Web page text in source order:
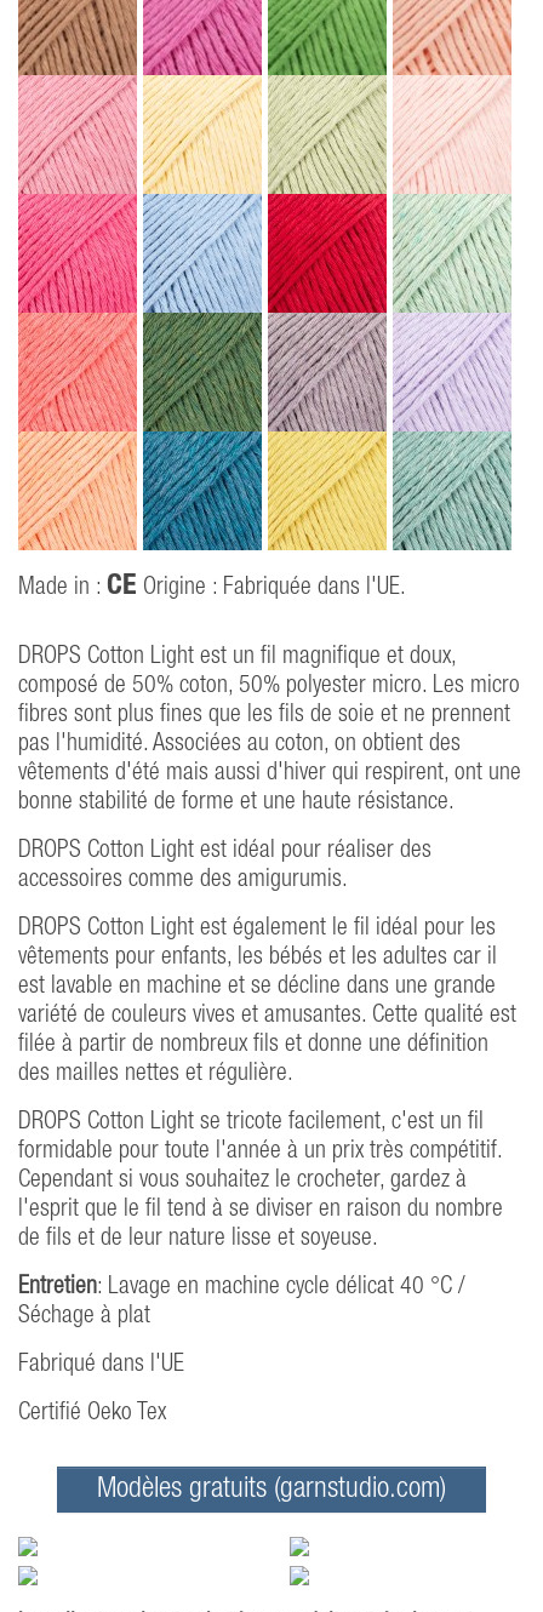
Made in : CE Origine : Fabriquée dans l'UE.
DROPS Cotton Light est un fil magnifique et doux,
composé de 50% coton, 50% polyester micro. Les micro
fibres sont plus fines que les fils de soie et ne prennent
pas l'humidité. Associées au coton, on obtient des
vêtements d'été mais aussi d'hiver qui respirent, ont une
bonne stabilité de forme et une haute résistance.
DROPS Cotton Light est idéal pour réaliser des
accessoires comme des amigurumis.
DROPS Cotton Light est également le fil idéal pour les
vêtements pour enfants, les bébés et les adultes car il
est lavable en machine et se décline dans une grande
variété de couleurs vives et amusantes. Cette qualité est
filée à partir de nombreux fils et donne une définition
des mailles nettes et régulière.
DROPS Cotton Light se tricote facilement, c'est un fil
formidable pour toute l'année à un prix très compétitif.
Cependant si vous souhaitez le crocheter, gardez à
l'esprit que le fil tend à se diviser en raison du nombre
de fils et de leur nature lisse et soyeuse.
Entretien: Lavage en machine cycle délicat 40 °C /
Séchage à plat
Fabriqué dans l'UE
Certifié Oeko Tex
Modèles gratuits (garnstudio.com)